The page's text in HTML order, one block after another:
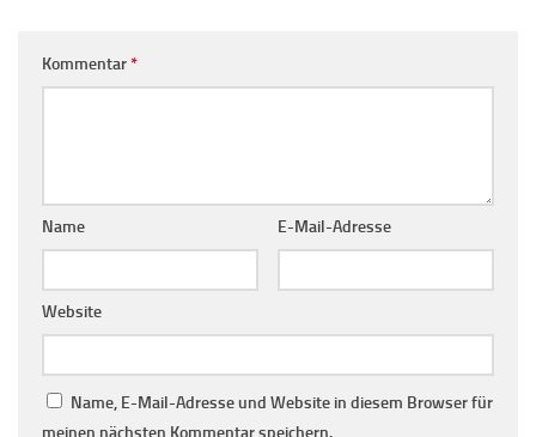
Kommentar*
Name E-Mail-Adresse
Website
Name, E-Mail-Adresse und Website in diesem Browser für
meinen nächsten Kommentar speichern.